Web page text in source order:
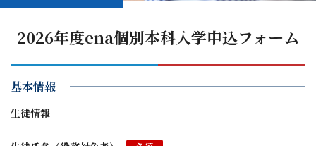
2026年度ena個別本科入学申込フォーム
基本情報
生徒情報